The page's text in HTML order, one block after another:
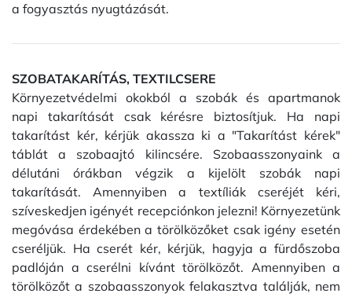
a fogyasztás nyugtázását.
SZOBATAKARÍTÁS, TEXTILCSERE
Környezetvédelmi okokból a szobák és apartmanok
napi takarítását csak kérésre biztosítjuk. Ha napi
takarítást kér, kérjük akassza ki a "Takarítást kérek"
táblát a szobaajtó kilincsére. Szobaasszonyaink a
délutáni órákban végzik a kijelölt szobák napi
takarítását. Amennyiben a textíliák cseréjét kéri,
szíveskedjen igényét recepciónkon jelezni! Környezetünk
megóvása érdekében a törölközőket csak igény esetén
cseréljük. Ha cserét kér, kérjük, hagyja a fürdőszoba
padlóján a cserélni kívánt törölközőt. Amennyiben a
törölközőt a szobaasszonyok felakasztva találják, nem